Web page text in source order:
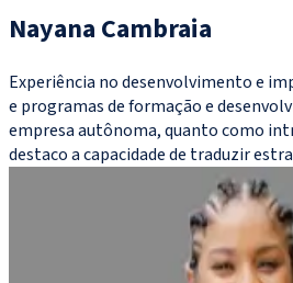
Nayana Cambraia
Experiência no desenvolvimento e
e programas de formação e
empresa autônoma, quanto como
destaco a capacidade de traduzir